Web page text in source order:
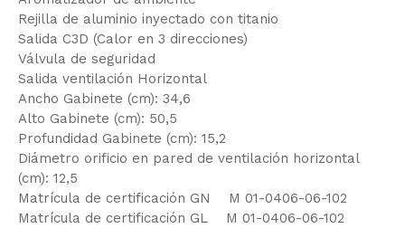
Rejilla de aluminio inyectado con titanio
Salida C3D (Calor en 3 direcciones)
Válvula de seguridad
Salida ventilación Horizontal
Ancho Gabinete (cm): 34,6
Alto Gabinete (cm): 50,5
Profundidad Gabinete (cm): 15,2
Diámetro orificio en pared de ventilación horizontal
(cm): 12,5
Matrícula de certificación GN M 01-0406-06-102
Matrícula de certificación GL M 01-0406-06-102